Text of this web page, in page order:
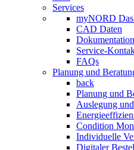
Services
myNORD
CAD Daten
Service-
FAQs
Planung und
back
Planung und
Auslegung
Condition
Individuelle
Digitaler